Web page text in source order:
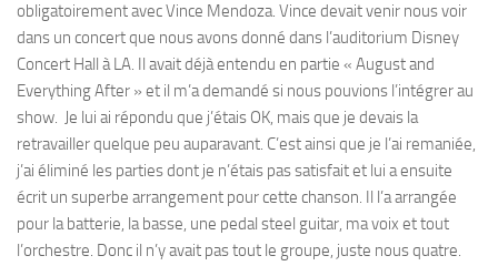
obligatoirement avec Vince Mendoza. Vince devait venir nous voir
dans un concert que nous avons donné dans l’auditorium Disney
Concert Hall à LA. Il avait déjà entendu en partie « August and
Everything After » et il m’a demandé si nous pouvions l’intégrer au
show. Je lui ai répondu que j’étais OK, mais que je devais la
retravailler quelque peu auparavant. C’est ainsi que je l’ai remaniée,
j’ai éliminé les parties dont je n’étais pas satisfait et lui a ensuite
écrit un superbe arrangement pour cette chanson. Il l’a arrangée
pour la batterie, la basse, une pedal steel guitar, ma voix et tout
l’orchestre. Donc il n’y avait pas tout le groupe, juste nous quatre.